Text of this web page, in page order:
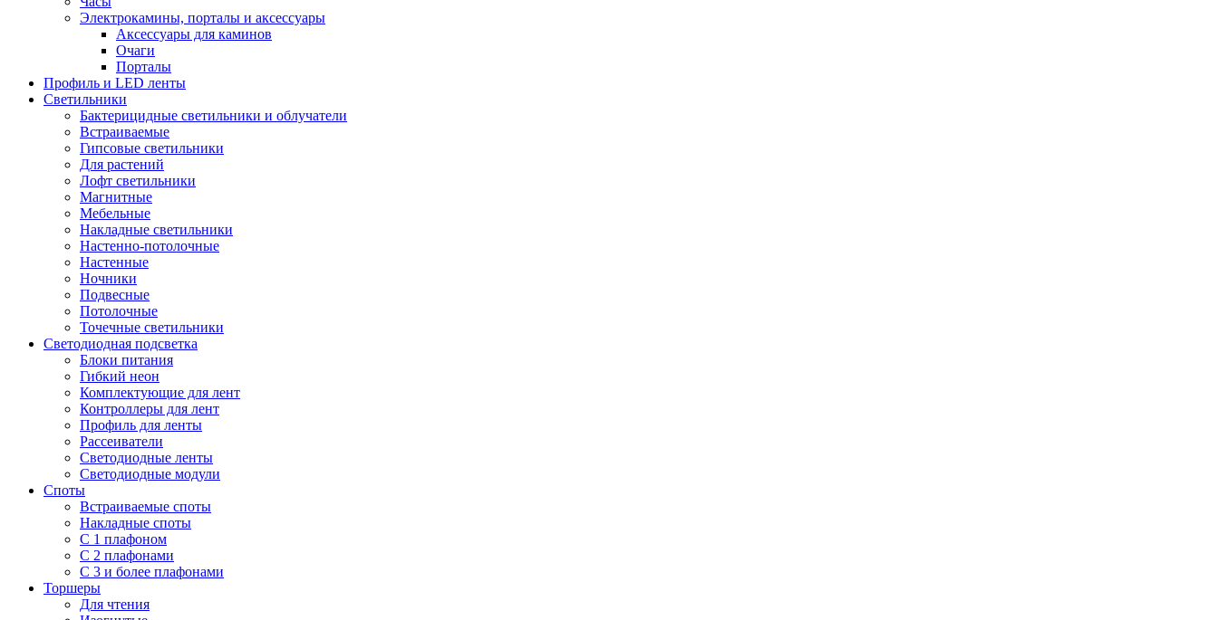
Электрокамины, порталы и аксессуары
Аксессуары для каминов
Очаги
Порталы
Профиль и LED ленты
Светильники
Бактерицидные светильники и облучатели
Встраиваемые
Гипсовые светильники
Для растений
Лофт светильники
Магнитные
Мебельные
Накладные светильники
Настенно-потолочные
Настенные
Ночники
Подвесные
Потолочные
Точечные светильники
Светодиодная подсветка
Блоки питания
Гибкий неон
Комплектующие для лент
Контроллеры для лент
Профиль для ленты
Рассеиватели
Светодиодные ленты
Светодиодные модули
Споты
Встраиваемые споты
Накладные споты
С 1 плафоном
С 2 плафонами
С 3 и более плафонами
Торшеры
Для чтения